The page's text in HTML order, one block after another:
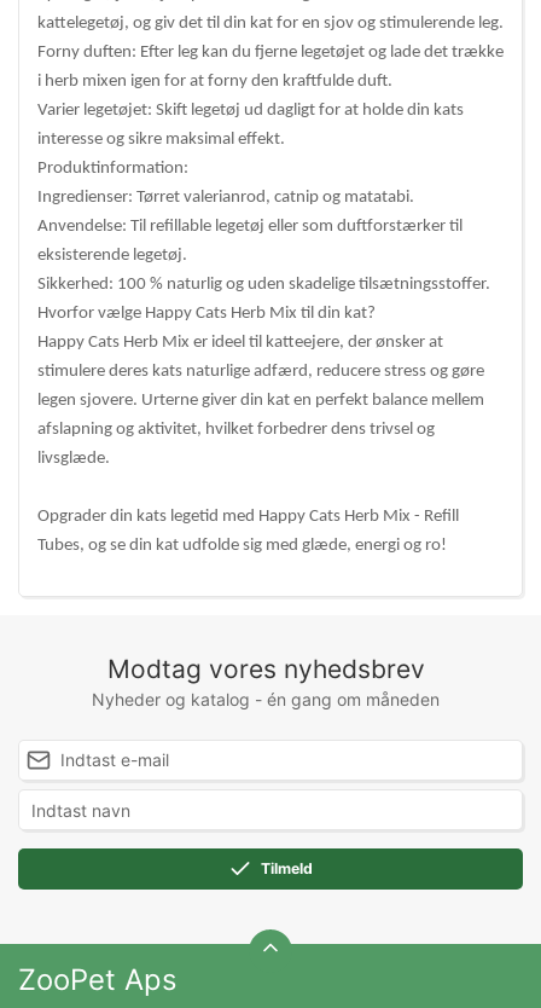
kattelegetøj, og giv det til din kat for en sjov og stimulerende leg.
Forny duften: Efter leg kan du fjerne legetøjet og lade det trække
i herb mixen igen for at forny den kraftfulde duft.
Varier legetøjet: Skift legetøj ud dagligt for at holde din kats
interesse og sikre maksimal effekt.
Produktinformation:
Ingredienser: Tørret valerianrod, catnip og matatabi.
Anvendelse: Til refillable legetøj eller som duftforstærker til
eksisterende legetøj.
Sikkerhed: 100 % naturlig og uden skadelige tilsætningsstoffer.
Hvorfor vælge Happy Cats Herb Mix til din kat?
Happy Cats Herb Mix er ideel til katteejere, der ønsker at
stimulere deres kats naturlige adfærd, reducere stress og gøre
legen sjovere. Urterne giver din kat en perfekt balance mellem
afslapning og aktivitet, hvilket forbedrer dens trivsel og
livsglæde.
Opgrader din kats legetid med Happy Cats Herb Mix - Refill
Tubes, og se din kat udfolde sig med glæde, energi og ro!
Modtag vores nyhedsbrev
Nyheder og katalog - én gang om måneden
Tilmeld
ZooPet Aps